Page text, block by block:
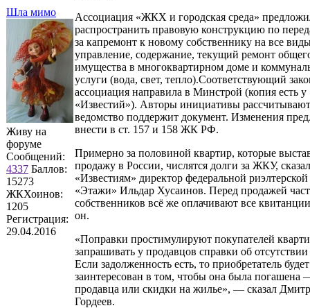
Шла мимо
Живу на
форуме
Сообщений:
4337 Баллов:
15273
ЖКХоинов:
1205
Регистрация:
29.04.2016
Ассоциация «ЖКХ и городская среда»
распространить правовую конструкцию по
за капремонт к новому собственнику на все
управление, содержание, текущий ремонт
имущества в многоквартирном доме и
услуги (вода, свет, тепло).Соответствующий
ассоциация направила в Минстрой (копия есть у
«Известий»). Авторы инициативы
ведомство поддержит документ. Изменения
внести в ст. 157 и 158 ЖК РФ.
Примерно за половиной квартир, которые
продажу в России, числятся долги за ЖКУ, сказал
«Известиям» директор федеральной
«Этажи» Ильдар Хусаинов. Перед продажей
собственников всё же оплачивают все
он.
«Поправки простимулируют покупателей
запрашивать у продавцов справки об
Если задолженность есть, то приобретатель будет
заинтересован в том, чтобы она была погашена
продавца или скидки на жилье», — сказал
Гордеев.